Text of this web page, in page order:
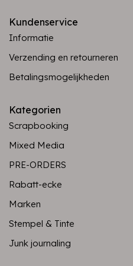
Kundenservice
Informatie
Verzending en retourneren
Betalingsmogelijkheden
Kategorien
Scrapbooking
Mixed Media
PRE-ORDERS
Rabatt-ecke
Marken
Stempel & Tinte
Junk journaling